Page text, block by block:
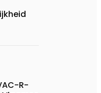
R-